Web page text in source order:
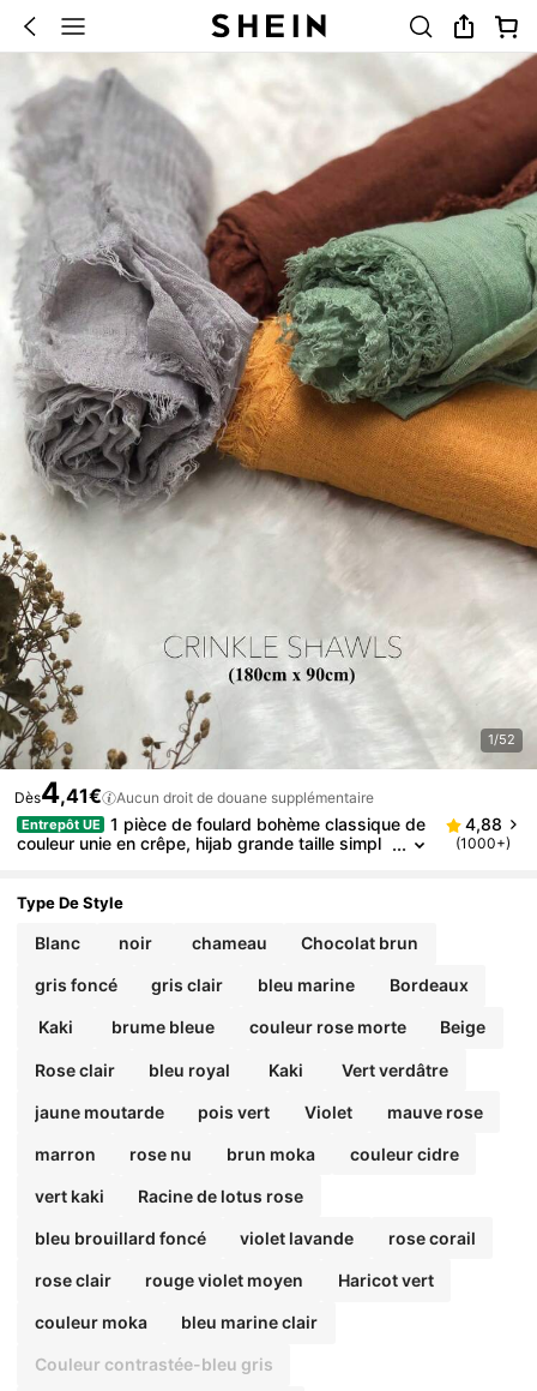
1/52
Dès4,41€ Aucun droit de douane supplémentaire
Entrepôt UE
1 pièce de foulard bohème classique de
couleur unie en crêpe, hijab grande taille simpl
4,88
(1000+)
Type De Style
Blanc noir chameau Chocolat brun
gris foncé gris clair bleu marine Bordeaux
Kaki brume bleue couleur rose morte Beige
Rose clair bleu royal Kaki Vert verdâtre
jaune moutarde pois vert Violet mauve rose
marron rose nu brun moka couleur cidre
vert kaki Racine de lotus rose
bleu brouillard foncé violet lavande rose corail
rose clair rouge violet moyen Haricot vert
couleur moka bleu marine clair
Couleur contrastée-bleu gris